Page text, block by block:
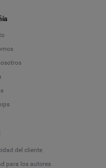
del cliente
para los autores